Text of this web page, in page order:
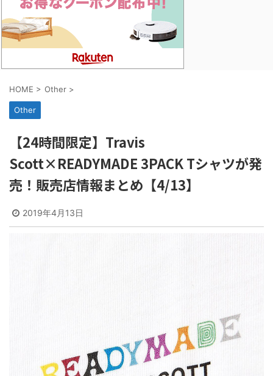
HOME > Other >
Other
【24時間限定】Travis
Scott×READYMADE 3PACK Tシャツが発
売！販売店情報まとめ【4/13】
2019年4月13日